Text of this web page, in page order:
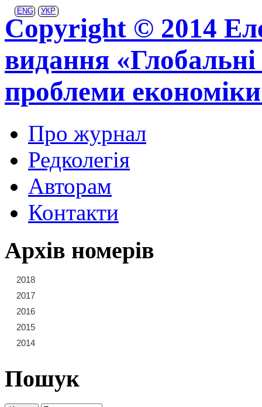
ENG УКР
Copyright © 2014
видання «Глобальні
проблеми
Про журнал
Редколегія
Авторам
Контакти
Архів номерів
2018
2017
2016
2015
2014
Пошук